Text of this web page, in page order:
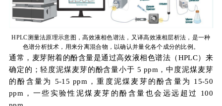
HPLC测量法原理示意图，高效液相色谱法，又译高效液相层析法，是一种
色谱分析技术，用来分离混合物，以确认并量化各个成分的比例。
通常，麦芽附着的酚含量是通过高效液相色谱法（HPLC）来
确定的；轻度泥煤麦芽的酚含量小于 5 ppm，中度泥煤麦芽
的酚含量为 5-15 ppm，重度泥煤麦芽的酚含量为 15-50
ppm，一些实验性泥煤麦芽的酚含量也会远远超过 100